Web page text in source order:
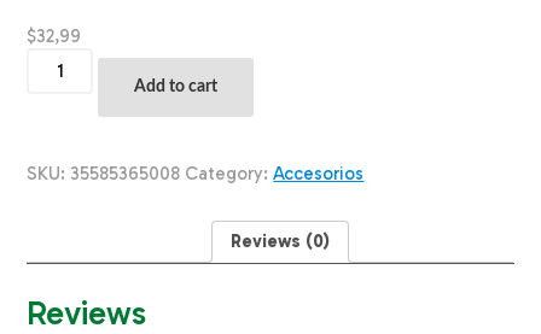
$32,99
Grande
Add to cart
SKU: 35585365008 Category:Accesorios
Reviews (0)
Reviews